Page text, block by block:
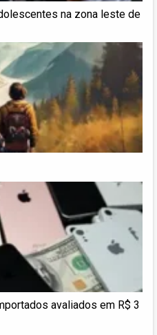
na zona leste de
avaliados em R$ 3